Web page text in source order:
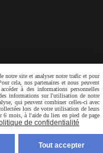
notre site et analyser notre trafic et pour
cela, nos partenaires et nous peuvent
à des informations personnelles
informations sur l'utilisation de notre
qui peuvent combiner celles-ci avec
lors de votre utilisation de leurs
6 mois, à l'aide du lien en pied de page
de confidentialité
Tout accepter